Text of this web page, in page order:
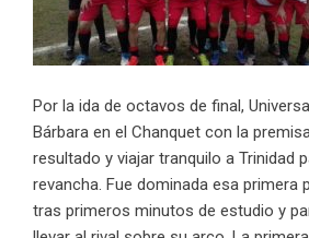
Por la ida de octavos de final,
Bárbara en el Chanquet con la
resultado y viajar tranquilo a Trinidad
revancha. Fue dominada esa primera
tras primeros minutos de estudio y